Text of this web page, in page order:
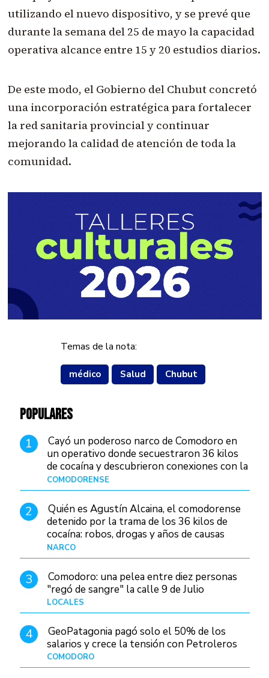
utilizando el nuevo dispositivo, y se prevé que
durante la semana del 25 de mayo la capacidad
operativa alcance entre 15 y 20 estudios diarios.
De este modo, el Gobierno del Chubut concretó
una incorporación estratégica para fortalecer
la red sanitaria provincial y continuar
mejorando la calidad de atención de toda la
comunidad.
Temas de la nota:
médico Salud Chubut
POPULARES
1
Cayó un poderoso narco de Comodoro en
un operativo donde secuestraron 36 kilos
de cocaína y descubrieron conexiones con la
Patagonia
COMODORENSE
2
Quién es Agustín Alcaina, el comodorense
detenido por la trama de los 36 kilos de
cocaína: robos, drogas y años de causas
judiciales
NARCO
3
Comodoro: una pelea entre diez personas
"regó de sangre" la calle 9 de Julio
LOCALES
4
GeoPatagonia pagó solo el 50% de los
salarios y crece la tensión con Petroleros
COMODORO